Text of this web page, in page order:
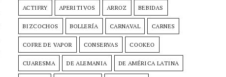
ACTIFRY APERITIVOS ARROZ BEBIDAS
BIZCOCHOS BOLLERÍA CARNAVAL CARNES
COFRE DE VAPOR CONSERVAS COOKEO
CUARESMA DE ALEMANIA DE AMÉRICA LATINA